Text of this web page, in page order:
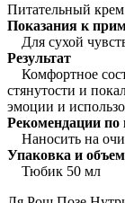
Питательный крем
Показания к
Для сухой
Результат
Комфортное
стянутости и
эмоции и
Рекомендации по
Наносить на
Упаковка и объем
Тюбик 50 мл